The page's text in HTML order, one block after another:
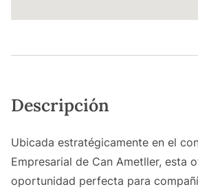
Descripción
Ubicada estratégicamente en el
Empresarial de Can Ametller, esta
oportunidad perfecta para